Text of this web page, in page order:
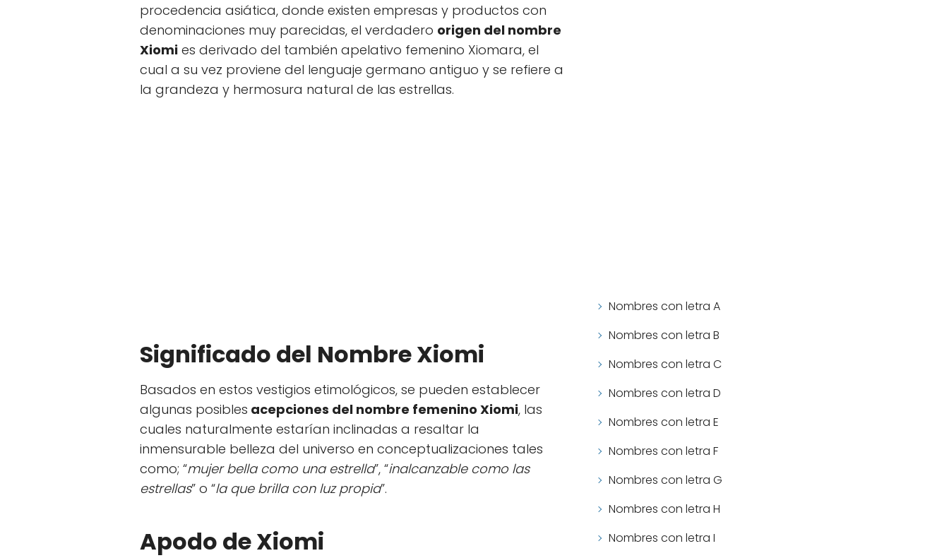
procedencia asiática, donde existen empresas y productos con
denominaciones muy parecidas, el verdadero origen del nombre
Xiomi es derivado del también apelativo femenino Xiomara, el
cual a su vez proviene del lenguaje germano antiguo y se refiere a
la grandeza y hermosura natural de las estrellas.
Significado del Nombre Xiomi
Basados en estos vestigios etimológicos, se pueden establecer
algunas posibles acepciones del nombre femenino Xiomi, las
cuales naturalmente estarían inclinadas a resaltar la
inmensurable belleza del universo en conceptualizaciones tales
como; “mujer bella como una estrella”, “inalcanzable como las
estrellas” o “la que brilla con luz propia”.
Apodo de Xiomi
Nombres con letra A
Nombres con letra B
Nombres con letra C
Nombres con letra D
Nombres con letra E
Nombres con letra F
Nombres con letra G
Nombres con letra H
Nombres con letra I